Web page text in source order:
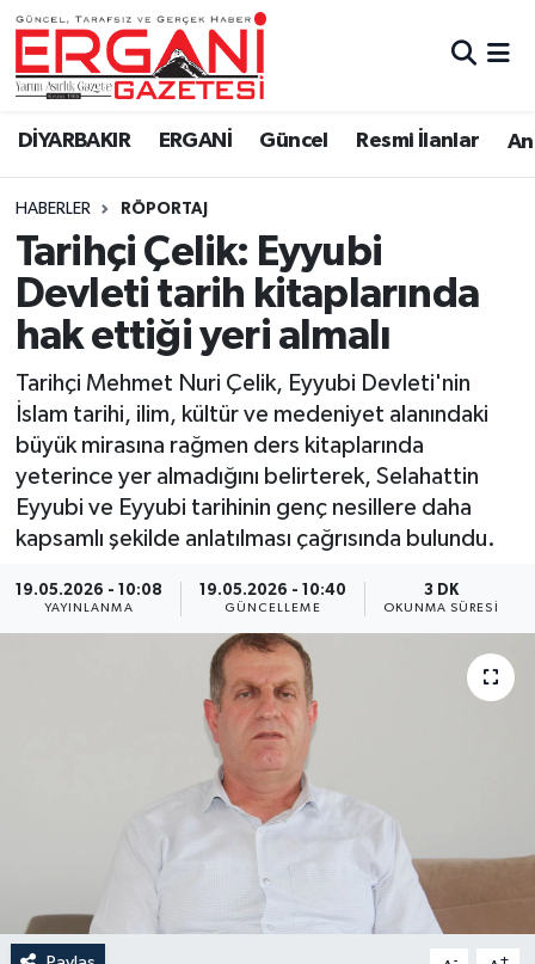
DİYARBAKIR ERGANİ Güncel Resmi İlanlar
HABERLER RÖPORTAJ
Tarihçi Çelik: Eyyubi
Devleti tarih kitaplarında
hak ettiği yeri almalı
Tarihçi Mehmet Nuri Çelik, Eyyubi Devleti'nin
İslam tarihi, ilim, kültür ve medeniyet alanındaki
büyük mirasına rağmen ders kitaplarında
yeterince yer almadığını belirterek, Selahattin
Eyyubi ve Eyyubi tarihinin genç nesillere daha
kapsamlı şekilde anlatılması çağrısında bulundu.
19.05.2026 - 10:08
YAYINLANMA
19.05.2026 - 10:40
GÜNCELLEME
3 DK
OKUNMA SÜRESI
- +
DİYARBAKIR
BİSMİL
BAĞLAR
ERGANİ
Güncel
Eği̇ti̇m
Resmi İlanlar
Sağlık
Si̇yaset
Spor
Anali̇z
Bi̇li̇m & Teknoloji̇
Ergani Nöbetçi Eczaneler
Ergani Hava Durumu
Ergani Trafik Yoğunluk Haritası
Süper Lig Puan Durumu ve Fikstür
Tüm Manşetler
Son Dakika Haberleri
Haber Arşivi